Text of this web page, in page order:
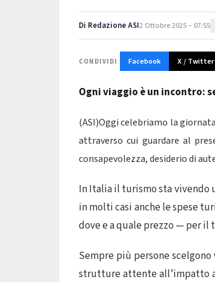
Di Redazione ASI2 Ottobre 2025 – 07:55
CONDIVIDI Facebook X / Twitter
Ogni viaggio è un incontro:
(ASI)Oggi celebriamo la
attraverso cui guardare al
consapevolezza, desiderio di
In Italia il turismo sta vivendo
in molti casi anche le spese
dove e a quale prezzo — per
Sempre più persone
strutture attente all’impatto